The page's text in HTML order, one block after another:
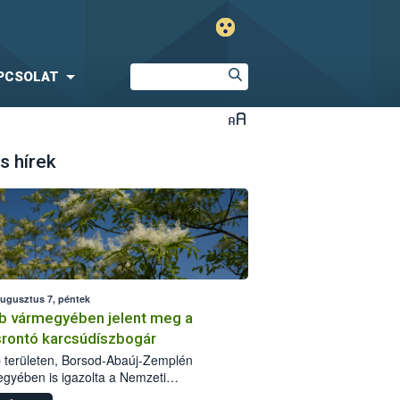
hírek
7, péntek
vármegyében jelent meg a
karcsúdíszbogár
területen, Borsod-Abaúj-Zemplén
is igazolta a Nemzeti
biztonsági Hivatal (Nébih) a